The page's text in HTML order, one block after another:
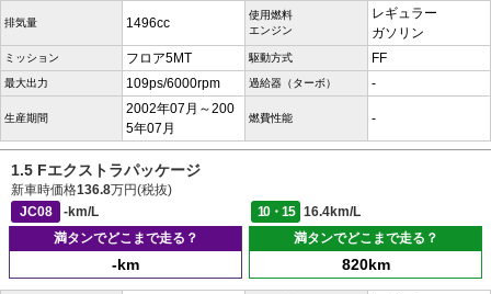
排気量 1496cc
使用燃料
エンジン
レギュラー
ガソリン
ミッション フロア5MT 駆動方式 FF
最大出力 109ps/6000rpm 過給器（ターボ） -
生産期間
2002年07月～200
5年07月
燃費性能 -
1.5 Fエクストラパッケージ
新車時価格136.8万円(税抜)
JC08
-km/L 10・15
16.4km/L
満タンでどこまで走る？
-km
満タンでどこまで走る？
820km